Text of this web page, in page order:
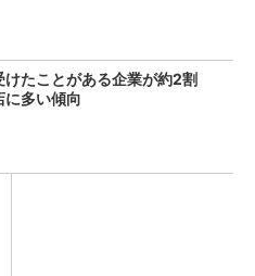
けたことがある企業が約2割
に多い傾向